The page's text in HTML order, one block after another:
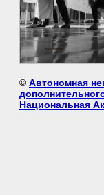
© Автономная
Национальная